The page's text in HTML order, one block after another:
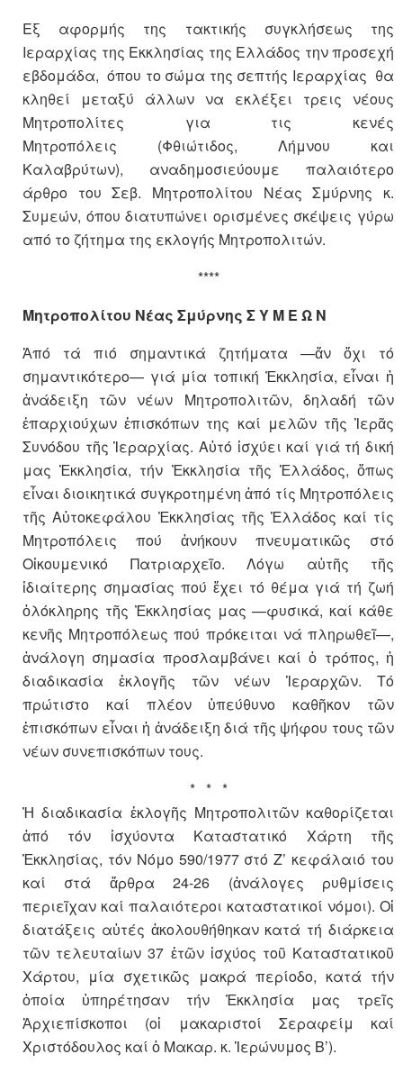
Εξ αφορμής της τακτικής συγκλήσεως της
Ιεραρχίας της Εκκλησίας της Ελλάδος την προσεχή
εβδομάδα, όπου το σώμα της σεπτής Ιεραρχίας θα
κληθεί μεταξύ άλλων να εκλέξει τρεις νέους
Μητροπολίτες για τις κενές
Μητροπόλεις (Φθιώτιδος, Λήμνου και
Καλαβρύτων), αναδημοσιεύουμε παλαιότερο
άρθρο του Σεβ. Μητροπολίτου Νέας Σμύρνης κ.
Συμεών, όπου διατυπώνει ορισμένες σκέψεις γύρω
από το ζήτημα της εκλογής Μητροπολιτών.
****
Μητροπολίτου Νέας Σμύρνης Σ Υ Μ Ε Ω Ν
Ἀπό τά πιό σημαντικά ζητήματα —ἄν ὄχι τό
σημαντικότερο— γιά μία τοπική Ἐκκλησία, εἶναι ἡ
ἀνάδειξη τῶν νέων Μητροπολιτῶν, δηλαδή τῶν
ἐπαρχιούχων ἐπισκόπων της καί μελῶν τῆς Ἱερᾶς
Συνόδου τῆς Ἱεραρχίας. Αὐτό ἰσχύει καί γιά τή δική
μας Ἐκκλησία, τήν Ἐκκλησία τῆς Ἑλλάδος, ὅπως
εἶναι διοικητικά συγκροτημένη ἀπό τίς Μητροπόλεις
τῆς Αὐτοκεφάλου Ἐκκλησίας τῆς Ἑλλάδος καί τίς
Μητροπόλεις πού ἀνήκουν πνευματικῶς στό
Οἰκουμενικό Πατριαρχεῖο. Λόγω αὐτῆς τῆς
ἰδιαίτερης σημασίας πού ἔχει τό θέμα γιά τή ζωή
ὁλόκληρης τῆς Ἐκκλησίας μας —φυσικά, καί κάθε
κενῆς Μητροπόλεως πού πρόκειται νά πληρωθεῖ—,
ἀνάλογη σημασία προσλαμβάνει καί ὁ τρόπος, ἡ
διαδικασία ἐκλογῆς τῶν νέων Ἱεραρχῶν. Τό
πρώτιστο καί πλέον ὑπεύθυνο καθῆκον τῶν
ἐπισκόπων εἶναι ἡ ἀνάδειξη διά τῆς ψήφου τους τῶν
νέων συνεπισκόπων τους.
* * *
Ἡ διαδικασία ἐκλογῆς Μητροπολιτῶν καθορίζεται
ἀπό τόν ἰσχύοντα Καταστατικό Χάρτη τῆς
Ἐκκλησίας, τόν Νόμο 590/1977 στό Ζ’ κεφάλαιό του
καί στά ἄρθρα 24-26 (ἀνάλογες ρυθμίσεις
περιεῖχαν καί παλαιότεροι καταστατικοί νόμοι). Οἱ
διατάξεις αὐτές ἀκολουθήθηκαν κατά τή διάρκεια
τῶν τελευταίων 37 ἐτῶν ἰσχύος τοῦ Καταστατικοῦ
Χάρτου, μία σχετικῶς μακρά περίοδο, κατά τήν
ὁποία ὑπηρέτησαν τήν Ἐκκλησία μας τρεῖς
Ἀρχιεπίσκοποι (οἱ μακαριστοί Σεραφείμ καί
Χριστόδουλος καί ὁ Μακαρ. κ. Ἱερώνυμος Β’).